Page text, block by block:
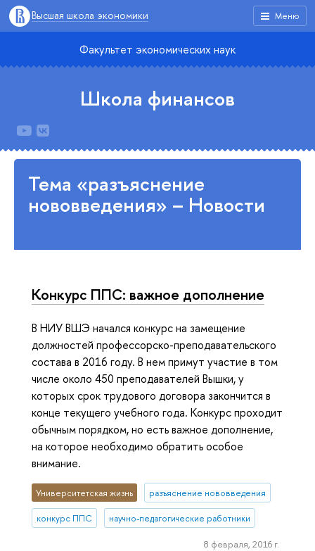
Меню
Высшая школа экономики
Факультет экономических наук
Школа финансов
Тема «разъяснение
нововведения» – Новости
Конкурс ППС: важное дополнение
В НИУ ВШЭ начался конкурс на замещение
должностей профессорско-преподавательского
состава в 2016 году. В нем примут участие в том
числе около 450 преподавателей Вышки, у
которых срок трудового договора закончится в
конце текущего учебного года. Конкурс проходит
обычным порядком, но есть важное дополнение,
на которое необходимо обратить особое
внимание.
Университетская жизнь разъяснение нововведения
конкурс ППС научно-педагогические работники
8 февраля, 2016 г.